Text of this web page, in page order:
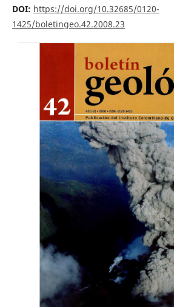
DOI: https://doi.org/10.32685/0120-
1425/boletingeo.42.2008.23